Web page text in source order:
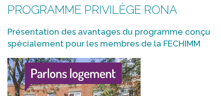
PROGRAMME PRIVILÈGE RONA
Présentation des avantages du programme conçu
spécialement pour les membres de la FECHIMM